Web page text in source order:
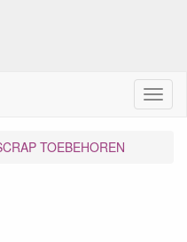
M
e
TOEBEHOREN